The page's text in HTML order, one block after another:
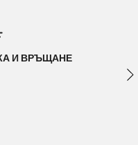
И ВРЪЩАНЕ